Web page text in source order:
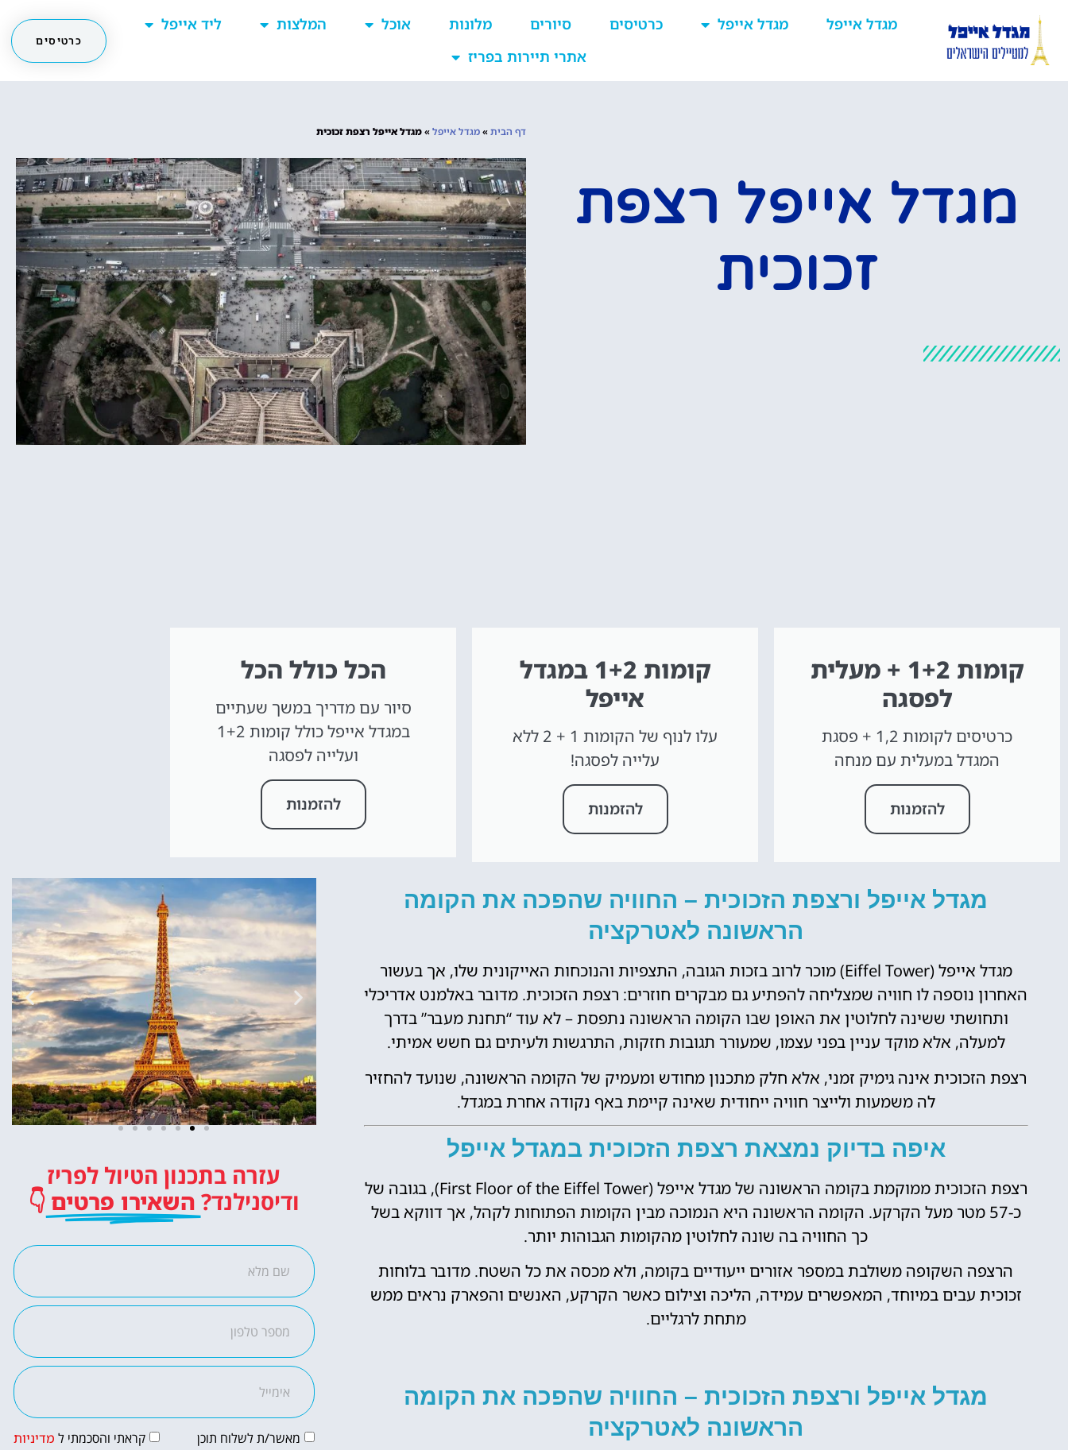
מגדל אייפל מגדל אייפל כרטיסים סיורים מלונות אוכל המלצות
ליד אייפל
אתרי תיירות בפריז
כרטיסים
מגדל אייפל רצפת
זכוכית
דף הבית»מגדל אייפל»מגדל אייפל רצפת זכוכית
קומות 1+2 + מעלית
לפסגה
כרטיסים לקומות 1,2 + פסגת
המגדל במעלית עם מנחה
להזמנות
קומות 1+2 במגדל
אייפל
עלו לנוף של הקומות 1 + 2 ללא
עלייה לפסגה!
להזמנות
הכל כולל הכל
סיור עם מדריך במשך שעתיים
במגדל אייפל כולל קומות 1+2
ועלייה לפסגה
להזמנות
מגדל אייפל ורצפת הזכוכית – החוויה שהפכה את הקומה
הראשונה לאטרקציה
מגדל אייפל
(Eiffel Tower) מוכר לרוב בזכות הגובה, התצפיות והנוכחות האייקונית שלו, אך בעשור
האחרון נוספה לו חוויה שמצליחה להפתיע גם מבקרים חוזרים: רצפת הזכוכית. מדובר באלמנט אדריכלי
ותחושתי ששינה לחלוטין את האופן שבו הקומה הראשונה נתפסת – לא עוד “תחנת מעבר” בדרך
למעלה, אלא מוקד עניין בפני עצמו, שמעורר תגובות חזקות, התרגשות ולעיתים גם חשש אמיתי.
רצפת הזכוכית אינה גימיק זמני, אלא חלק מתכנון מחודש ומעמיק של הקומה הראשונה, שנועד להחזיר
לה משמעות ולייצר חוויה ייחודית שאינה קיימת באף נקודה אחרת במגדל.
איפה בדיוק נמצאת רצפת הזכוכית במגדל אייפל
רצפת הזכוכית ממוקמת בקומה הראשונה של מגדל אייפל (First Floor of the Eiffel Tower), בגובה של
כ-57 מטר מעל הקרקע. הקומה הראשונה היא הנמוכה מבין הקומות הפתוחות לקהל, אך דווקא בשל
כך החוויה בה שונה לחלוטין מהקומות הגבוהות יותר.
הרצפה השקופה משולבת במספר אזורים ייעודיים בקומה, ולא מכסה את כל השטח. מדובר בלוחות
זכוכית עבים במיוחד, המאפשרים עמידה, הליכה וצילום כאשר הקרקע, האנשים והפארק נראים ממש
מתחת לרגליים.
מגדל אייפל ורצפת הזכוכית – החוויה שהפכה את הקומה
הראשונה לאטרקציה
השכרת
רכב
השוואת מחירים
לחצו
פה!
כרטיסים
לאייפל
מומלץ לקנות כרטיס
לחצו פה!
כרטיסים
לדיסנילנד
כרטיסי כניסה לפארק
עזרה בתכנון הטיול לפריז
ודיסנילנד? השאירו פרטים 👇
מאשר/ת לשלוח תוכן
קראתי והסכמתי ל מדיניות